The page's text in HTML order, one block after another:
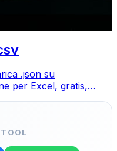
.json su
per Excel, gratis,